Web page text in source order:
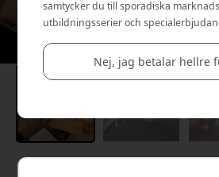
samtycker du till sporadiska
utbildningsserier och
Nej, jag betalar hellre